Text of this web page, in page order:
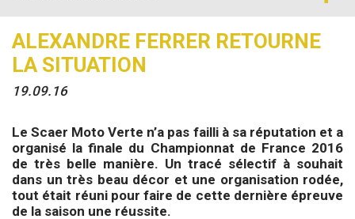
ALEXANDRE FERRER RETOURNE
LA SITUATION
19.09.16
Le Scaer Moto Verte n’a pas failli à sa réputation et a
organisé la finale du Championnat de France 2016
de très belle manière. Un tracé sélectif à souhait
dans un très beau décor et une organisation rodée,
tout était réuni pour faire de cette dernière épreuve
de la saison une réussite.